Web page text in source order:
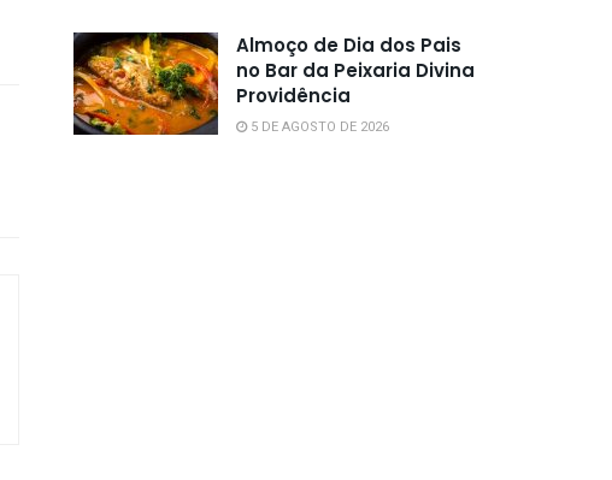
Almoço de Dia dos Pais
no Bar da Peixaria Divina
Providência
5 DE AGOSTO DE 2026